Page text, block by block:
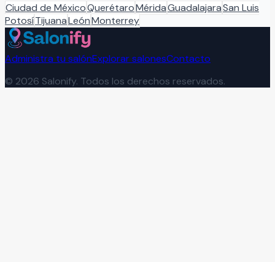
Ciudad de MéxicoQuerétaroMéridaGuadalajaraSan Luis
PotosíTijuanaLeónMonterrey
Administra tu salónExplorar salonesContacto
© 2026 Salonify. Todos los derechos reservados.